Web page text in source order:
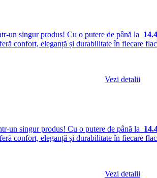
un singur produs! Cu o putere de până la
confort, eleganță și durabilitate în fiecare
Vezi detalii
un singur produs! Cu o putere de până la
confort, eleganță și durabilitate în fiecare
Vezi detalii